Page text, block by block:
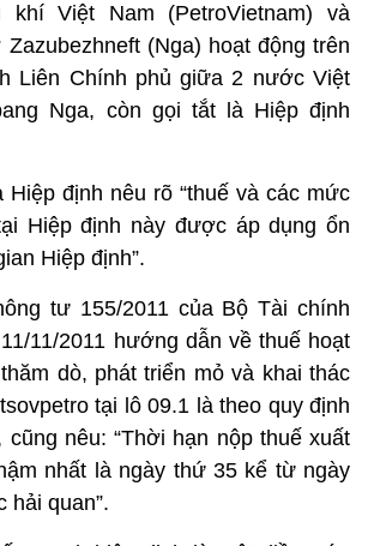
khí Việt Nam (PetroVietnam) và
(Nga) hoạt động trên
Liên Chính phủ giữa 2 nước Việt
Nga, còn gọi tắt là Hiệp định
định nêu rõ “thuế và các mức
Hiệp định này được áp dụng ổn
Hiệp định”.
tư 155/2011 của Bộ Tài chính
11/2011 hướng dẫn về thuế hoạt
dò, phát triển mỏ và khai thác
tại lô 09.1 là theo quy định
cũng nêu: “Thời hạn nộp thuế xuất
nhất là ngày thứ 35 kể từ ngày
hải quan”.